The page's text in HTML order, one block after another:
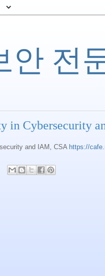
안 전
in Cybersecurity
and IAM, CSA https://